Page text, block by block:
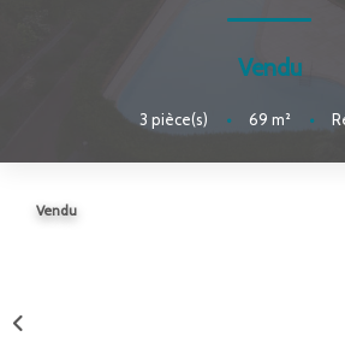
ESTIMER
INVESTISSEURS
Vendu
3 pièce(s) • 69 m² •
Vendu